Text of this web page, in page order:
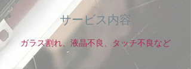
サービス内容
ガラス割れ、液晶不良、タッチ不良など